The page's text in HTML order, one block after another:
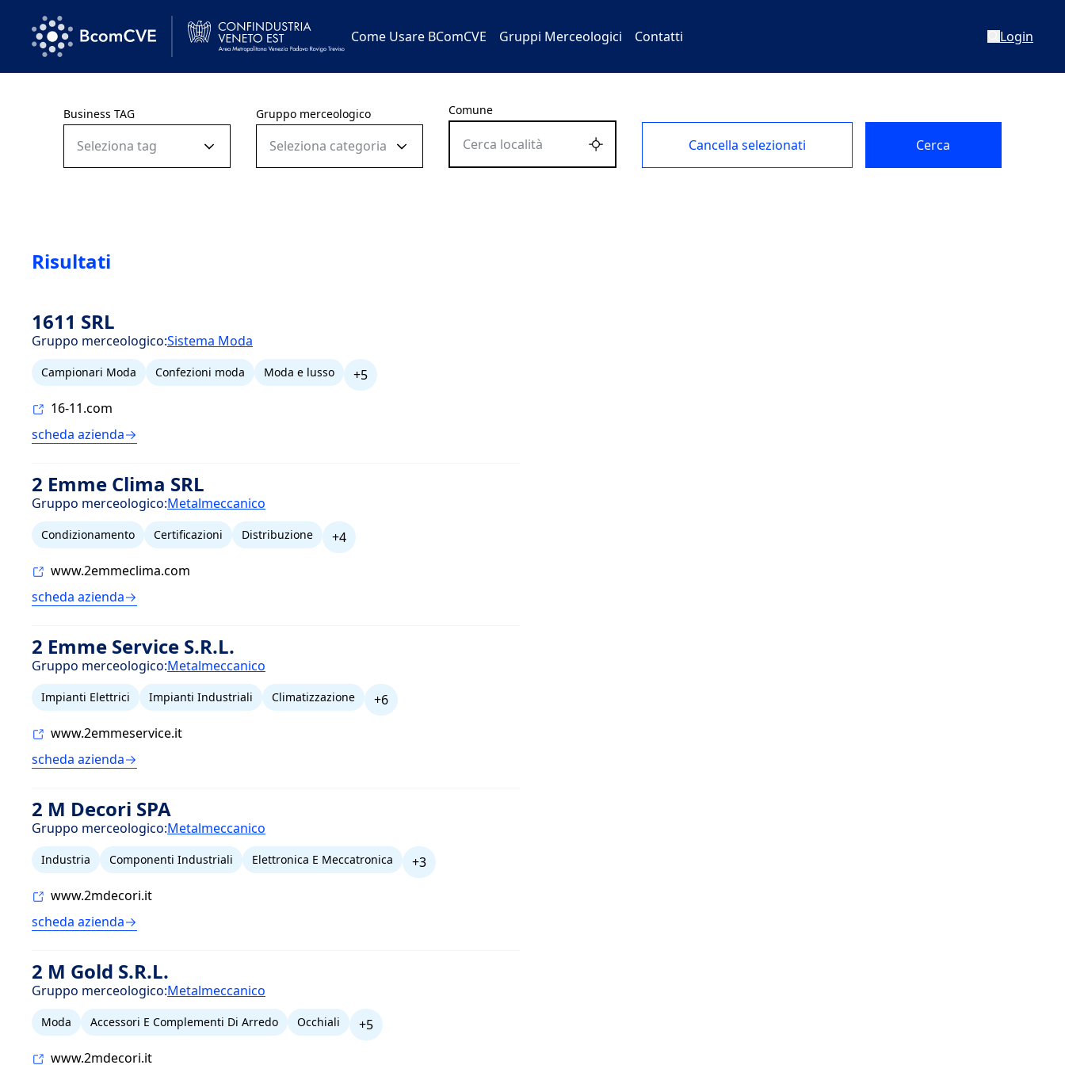
Come Usare BComCVE Gruppi Merceologici Contatti Login
Business TAG
Seleziona tag
Gruppo merceologico
Seleziona categoria
Comune
Cancella selezionati Cerca
Risultati
1611 SRL
Gruppo merceologico:Sistema Moda
Campionari Moda Confezioni moda Moda e lusso
+5
16-11.com
scheda azienda
2 Emme Clima SRL
Gruppo merceologico:Metalmeccanico
Condizionamento Certificazioni Distribuzione
+4
www.2emmeclima.com
scheda azienda
2 Emme Service S.R.L.
Gruppo merceologico:Metalmeccanico
Impianti Elettrici Impianti Industriali Climatizzazione
+6
www.2emmeservice.it
scheda azienda
2 M Decori SPA
Gruppo merceologico:Metalmeccanico
Industria Componenti Industriali Elettronica E Meccatronica
+3
www.2mdecori.it
scheda azienda
2 M Gold S.R.L.
Gruppo merceologico:Metalmeccanico
Moda Accessori E Complementi Di Arredo Occhiali
+5
www.2mdecori.it